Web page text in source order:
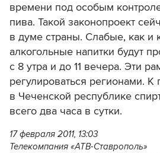
времени под особым
пива. Такой законопроект
в думе страны. Слабые, как и
алкогольные напитки будут
с 8 утра и до 11 вечера. Эти
регулироваться регионами. К
в Чеченской республике
всего два часа в сутки.
17 февраля 2011, 13:03
Телекомпания «АТВ-Ставрополь»